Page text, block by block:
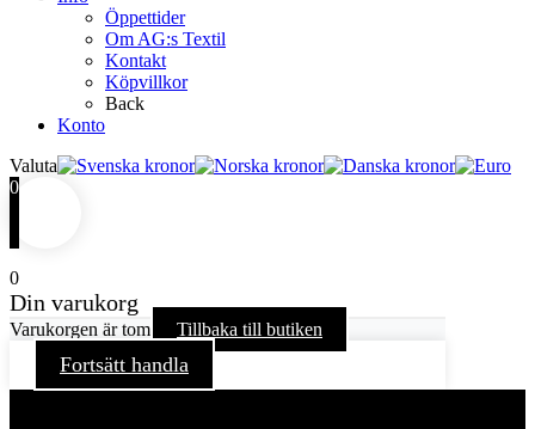
Öppettider
Om AG:s Textil
Kontakt
Köpvillkor
Back
Konto
Valuta
0
0
Din varukorg
Varukorgen är tom Tillbaka till butiken
Fortsätt handla